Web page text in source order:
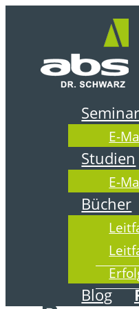
springen
E-
Studien
E-
Bücher
Blog